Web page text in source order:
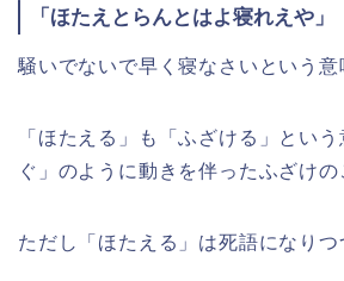
「ほたえとらんとはよ寝れえや」
騒いでないで早く寝なさいという意
「ほたえる」も「ふざける」とい
ぐ」のように動きを伴ったふざけの
ただし「ほたえる」は死語になりつ